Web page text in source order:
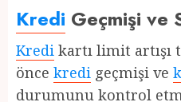
Kredi Geçmişi ve
Kredi kartı limit
önce kredi geçmişi ve
durumunu kontrol